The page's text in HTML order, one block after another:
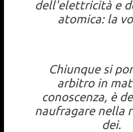
dell'elettricità e
atomica: la
Chiunque si
arbitro in
conoscenza, è
naufragare nella
dei.